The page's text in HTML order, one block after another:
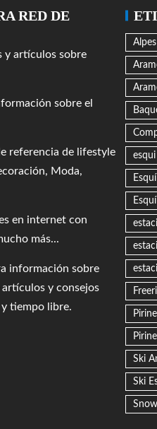
RED DE
y artículos sobre
sobre el
referencia de lifestyle
Moda,
en internet con
más...
información sobre
y consejos
tiempo libre.
Ski
Ski